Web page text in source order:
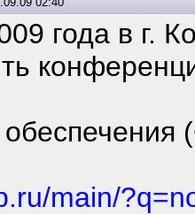
года в г.
main/